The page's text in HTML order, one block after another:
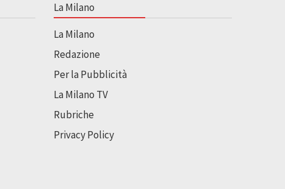
La Milano
La Milano
Redazione
Per la Pubblicità
La Milano TV
Rubriche
Privacy Policy